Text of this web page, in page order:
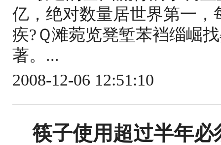
亿，绝对数量居世界第一
疾?Ｑ滩菀览凳堑苯裆缁崛
著。...
2008-12-06 12:51:10
筷子使用超过半年